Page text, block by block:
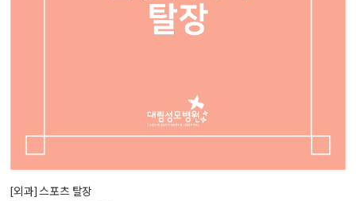
[외과] 스포츠 탈장